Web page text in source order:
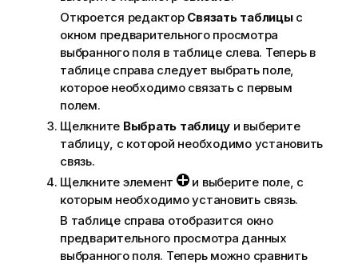
Откроется редактор Связать таблицыс
окном предварительного просмотра
выбранного поля в таблице слева. Теперь в
таблице справа следует выбрать поле,
которое необходимо связать с первым
полем.
Щелкните Выбрать таблицу и выберите
таблицу, с которой необходимо установить
связь.
Щелкните элемент
и выберите поле, с
которым необходимо установить связь.
В таблице справа отобразится окно
предварительного просмотра данных
выбранного поля. Теперь можно сравнить